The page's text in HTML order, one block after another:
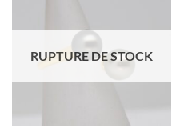
RUPTURE DE STOCK